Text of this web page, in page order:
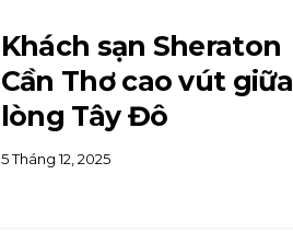
Khách sạn Sheraton
Cần Thơ cao vút giữa
lòng Tây Đô
5 Tháng 12, 2025